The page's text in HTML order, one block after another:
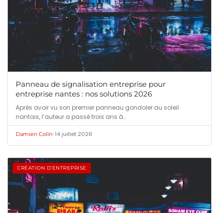
Panneau de signalisation entreprise pour
entreprise nantes : nos solutions 2026
Après avoir vu son premier panneau gondoler au soleil
nantais, l’auteur a passé trois ans à…
Damien Colin•14 juillet 2026
CRÉATION D’ENTREPRISE